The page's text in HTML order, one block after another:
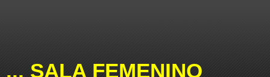
... SALA FEMENINO